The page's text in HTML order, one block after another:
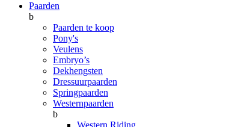
Paarden
b
Paarden te koop
Pony's
Veulens
Embryo’s
Dekhengsten
Dressuurpaarden
Springpaarden
Westernpaarden
b
Western Riding